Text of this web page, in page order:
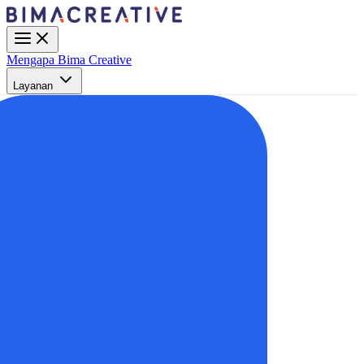
Mengapa Bima Creative
Layanan